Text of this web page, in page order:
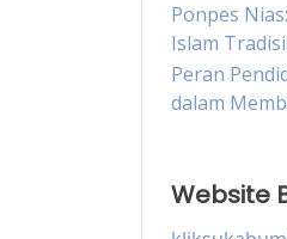
Ponpes
Islam
Peran
dalam
Website